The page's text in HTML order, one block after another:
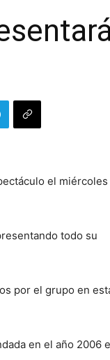
el miércoles
todo su
por el grupo en
en el año 2006